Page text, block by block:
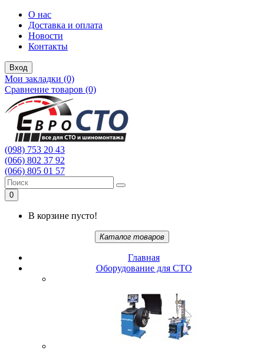
О нас
Доставка и оплата
Новости
Контакты
Вход
Мои закладки (0)
Сравнение товаров (0)
(098) 753 20 43
(066) 802 37 92
(066) 805 01 57
0
В корзине пусто!
Каталог товаров
Главная
Oбopудoвaниe для CTO